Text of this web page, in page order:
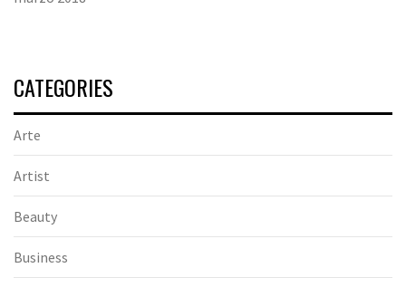
CATEGORIES
Arte
Artist
Beauty
Business